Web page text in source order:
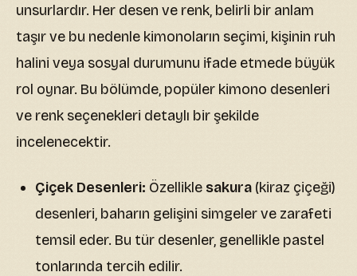
unsurlardır. Her desen ve renk, belirli bir anlam
taşır ve bu nedenle kimonoların seçimi, kişinin ruh
halini veya sosyal durumunu ifade etmede büyük
rol oynar. Bu bölümde, popüler kimono desenleri
ve renk seçenekleri detaylı bir şekilde
incelenecektir.
Çiçek Desenleri: Özellikle sakura (kiraz çiçeği)
desenleri, baharın gelişini simgeler ve zarafeti
temsil eder. Bu tür desenler, genellikle pastel
tonlarında tercih edilir.